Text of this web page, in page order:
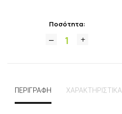
Ποσότητα:
ΠΕΡΙΓΡΑΦΗ ΧΑΡΑΚΤΗΡΙΣΤΙΚΑ